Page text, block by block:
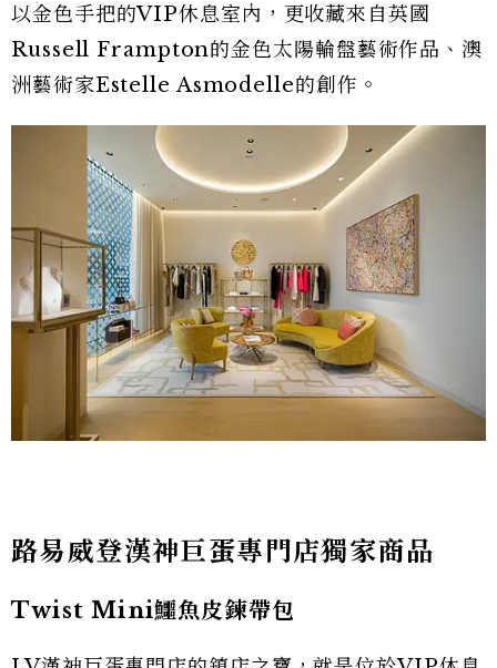
以金色手把的VIP休息室內，更收藏來自英國
Russell Frampton的金色太陽輪盤藝術作品、澳
洲藝術家Estelle Asmodelle的創作。
路易威登漢神巨蛋專門店獨家商品
Twist Mini鱷魚皮鍊帶包